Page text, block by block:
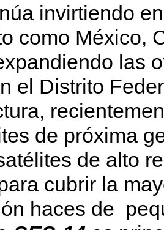
invirtiendo
como México,
las
el Distrito
de próxima
de alto
cubrir la
haces de